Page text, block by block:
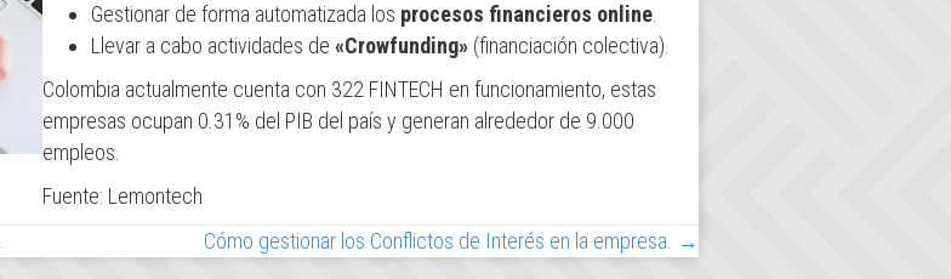
Gestionar de forma automatizada los procesos financieros online.
Llevar a cabo actividades de «Crowfunding»(financiación colectiva).
Colombia actualmente cuenta con 322 FINTECH en funcionamiento, estas
empresas ocupan 0.31% del PIB del país y generan alrededor de 9.000
empleos.
Fuente: Lemontech
Cómo gestionar los Conflictos de Interés en la empresa. →